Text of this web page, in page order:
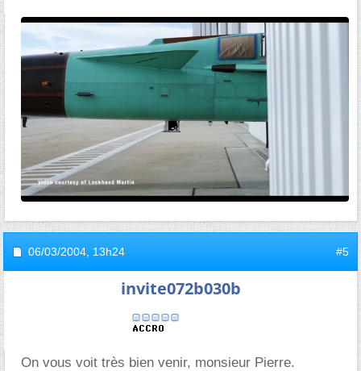
06/03/2004, 13h24 #5
invite072b030b
On vous voit très bien venir, monsieur Pierre.